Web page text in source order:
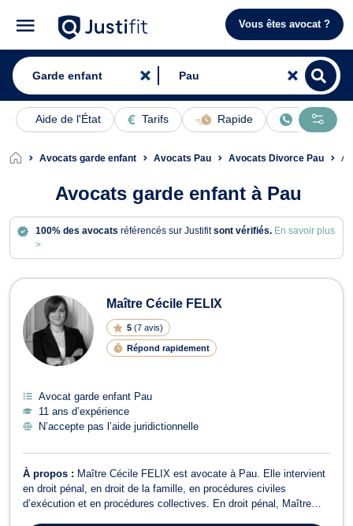
Vous êtes avocat ?
Aide de l'État Tarifs Rapide En ligne
Avocats garde enfant Avocats Pau Avocats Divorce Pau
Avocats garde enfant à Pau
100% des avocats référencés sur Justifitsont vérifiés. En savoir plus
>
Avocats en garde enfant à Pau
Maître Cécile FELIX
5 (7 avis)
Répond rapidement
Avocat garde enfant Pau
11 ans d’expérience
N’accepte pas l’aide juridictionnelle
À propos : Maître Cécile FELIX est avocate à Pau. Elle intervient
en droit pénal, en droit de la famille, en procédures civiles
d’exécution et en procédures collectives. En droit pénal, Maître